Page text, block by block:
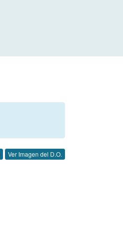
Ver Imagen del D.O.